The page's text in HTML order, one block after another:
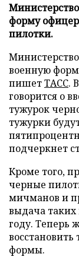
форму
пилотки.
военную
пишетТАСС.
говорится о
тужурок
тужурки
подчеркнет
Кроме того,
черные
мичманов и
выдача таких
году. Теперь
формы.